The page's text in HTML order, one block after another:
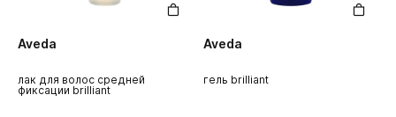
Aveda
лак для волос средней
фиксации brilliant
Aveda
гель brilliant